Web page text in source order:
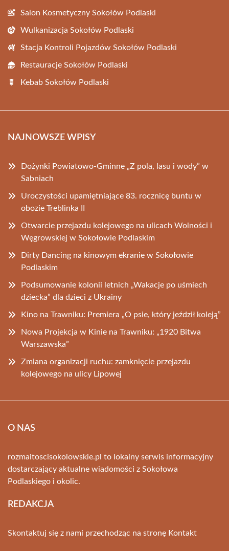
Salon Kosmetyczny Sokołów Podlaski
Wulkanizacja Sokołów Podlaski
Stacja Kontroli Pojazdów Sokołów Podlaski
Restauracje Sokołów Podlaski
Kebab Sokołów Podlaski
NAJNOWSZE WPISY
Dożynki Powiatowo-Gminne „Z pola, lasu i wody” w
Sabniach
Uroczystości upamiętniające 83. rocznicę buntu w
obozie Treblinka II
Otwarcie przejazdu kolejowego na ulicach Wolności i
Węgrowskiej w Sokołowie Podlaskim
Dirty Dancing na kinowym ekranie w Sokołowie
Podlaskim
Podsumowanie kolonii letnich „Wakacje po uśmiech
dziecka” dla dzieci z Ukrainy
Kino na Trawniku: Premiera „O psie, który jeździł koleją”
Nowa Projekcja w Kinie na Trawniku: „1920 Bitwa
Warszawska”
Zmiana organizacji ruchu: zamknięcie przejazdu
kolejowego na ulicy Lipowej
O NAS
rozmaitoscisokolowskie.pl to lokalny serwis informacyjny
dostarczający aktualne wiadomości z Sokołowa
Podlaskiego i okolic.
REDAKCJA
Skontaktuj się z nami przechodząc na stronę Kontakt